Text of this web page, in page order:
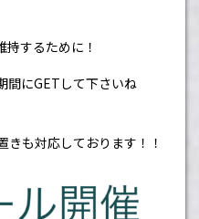
するために！
間にGET して下さいね
も対応しております！！